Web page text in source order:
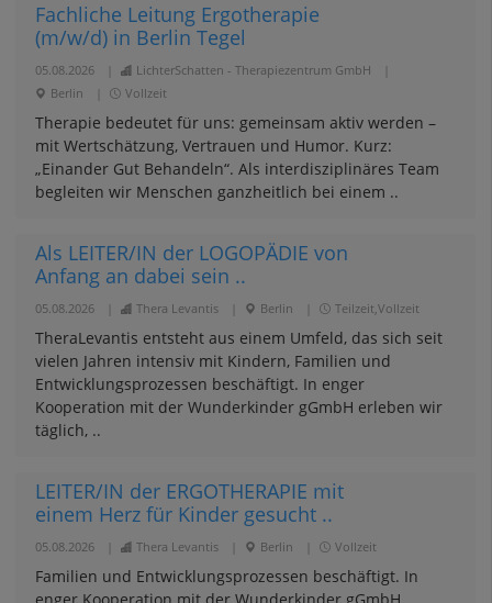
Fachliche Leitung Ergotherapie
(m/w/d) in Berlin Tegel
05.08.2026 LichterSchatten - Therapiezentrum GmbH
Berlin
Vollzeit
Therapie bedeutet für uns: gemeinsam aktiv werden –
mit Wertschätzung, Vertrauen und Humor. Kurz:
„Einander Gut Behandeln“. Als interdisziplinäres Team
begleiten wir Menschen ganzheitlich bei einem ..
Als LEITER/IN der LOGOPÄDIE von
Anfang an dabei sein ..
05.08.2026 Thera Levantis Berlin Teilzeit,Vollzeit
TheraLevantis entsteht aus einem Umfeld, das sich seit
vielen Jahren intensiv mit Kindern, Familien und
Entwicklungsprozessen beschäftigt. In enger
Kooperation mit der Wunderkinder gGmbH erleben wir
täglich, ..
LEITER/IN der ERGOTHERAPIE mit
einem Herz für Kinder gesucht ..
05.08.2026 Thera Levantis Berlin Vollzeit
Familien und Entwicklungsprozessen beschäftigt. In